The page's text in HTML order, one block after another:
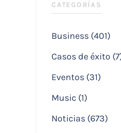
CATEGORÍAS
Business (401)
Casos de éxito
Eventos (31)
Music (1)
Noticias (673)